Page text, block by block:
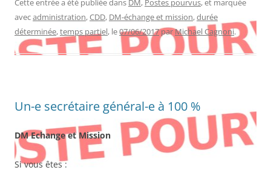
Cette entrée a été publiée dans DM, Postes pourvus, et marquée
avecadministration,CDD, DM-échange et mission,durée
déterminée,temps partiel, le07/06/2017parMichael Cagnoni.
Un-e secrétaire général-e à 100 %
DM Echange et Mission
Si vous êtes :